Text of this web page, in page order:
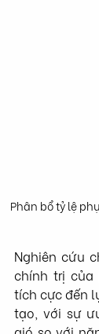
Phân bổ tỷ lệ
Nghiên cứu
chính trị của
tích cực đến
tạo, với sự